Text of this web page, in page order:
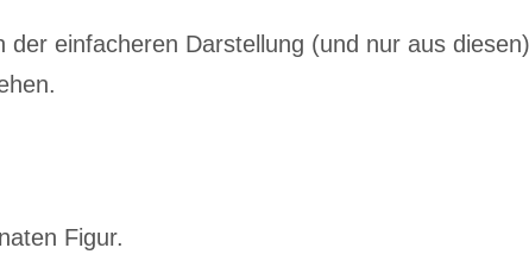
der einfacheren Darstellung (und nur aus
Figur.